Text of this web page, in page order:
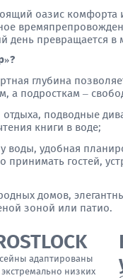
оазис комфорта
день превращается в
глубина
а подросткам –
подводные
книги в воде;
воды, удобная
принимать гостей,
домов,
зоной или патио.
адаптированы
экстремально низких